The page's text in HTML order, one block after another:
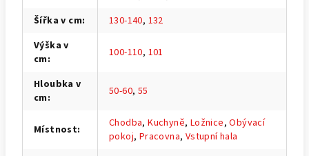
Šířka v cm: 130-140, 132
Výška v
cm: 100-110, 101
Hloubka v
cm: 50-60, 55
Místnost: Chodba,Kuchyně, Ložnice,Obývací
pokoj, Pracovna, Vstupní hala